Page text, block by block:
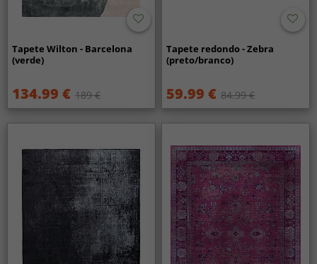
Tapete Wilton - Barcelona
(verde)
134.99 € 189 €
Tapete redondo - Zebra
(preto/branco)
59.99 € 84.99 €